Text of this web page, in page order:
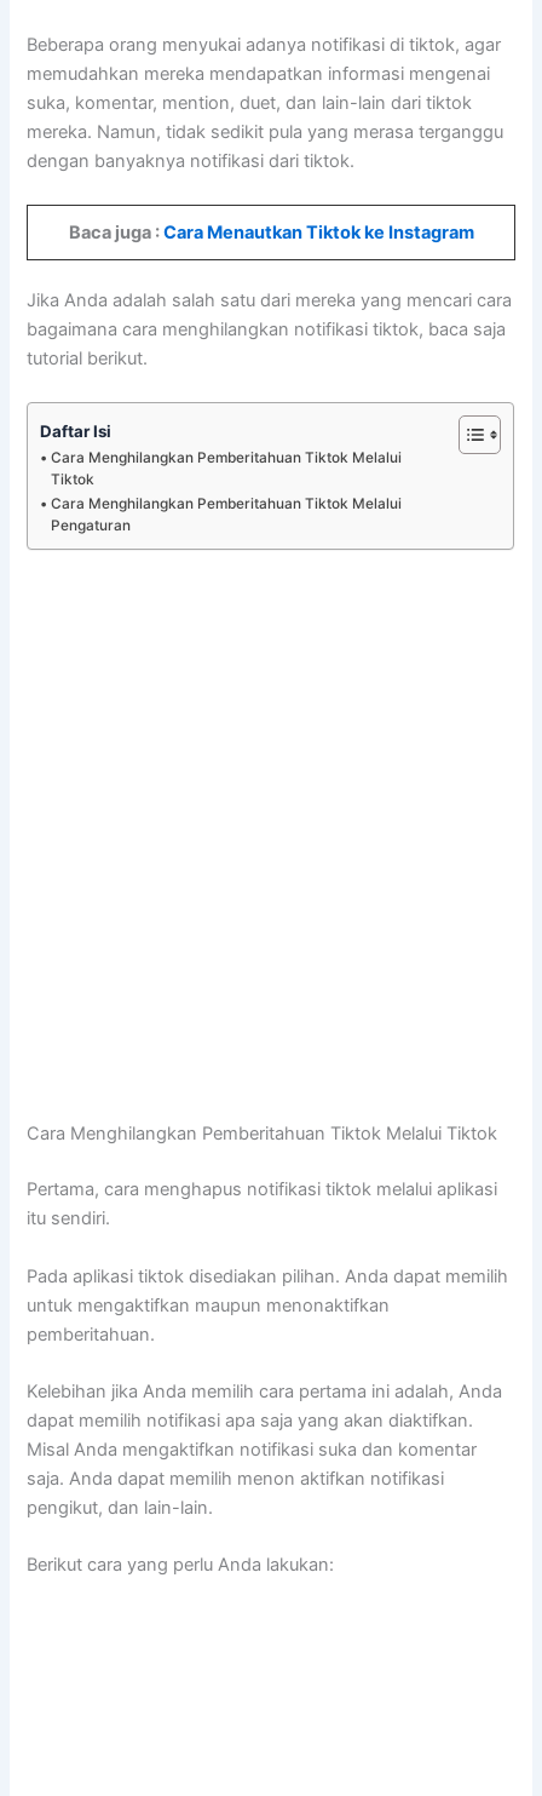
Beberapa orang menyukai adanya notifikasi di tiktok, agar
memudahkan mereka mendapatkan informasi mengenai
suka, komentar, mention, duet, dan lain-lain dari tiktok
mereka. Namun, tidak sedikit pula yang merasa terganggu
dengan banyaknya notifikasi dari tiktok.
Baca juga :Cara Menautkan Tiktok ke Instagram
Jika Anda adalah salah satu dari mereka yang mencari cara
bagaimana cara menghilangkan notifikasi tiktok, baca saja
tutorial berikut.
Daftar Isi
Cara Menghilangkan Pemberitahuan Tiktok Melalui
Tiktok
Cara Menghilangkan Pemberitahuan Tiktok Melalui
Pengaturan
Cara Menghilangkan Pemberitahuan Tiktok Melalui Tiktok
Pertama, cara menghapus notifikasi tiktok melalui aplikasi
itu sendiri.
Pada aplikasi tiktok disediakan pilihan. Anda dapat memilih
untuk mengaktifkan maupun menonaktifkan
pemberitahuan.
Kelebihan jika Anda memilih cara pertama ini adalah, Anda
dapat memilih notifikasi apa saja yang akan diaktifkan.
Misal Anda mengaktifkan notifikasi suka dan komentar
saja. Anda dapat memilih menon aktifkan notifikasi
pengikut, dan lain-lain.
Berikut cara yang perlu Anda lakukan: